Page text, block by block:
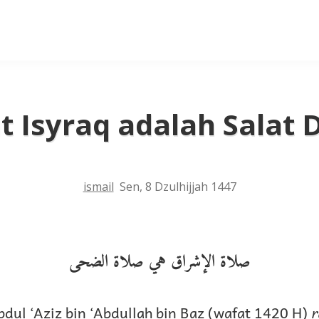
Isyraq adalah Salat
ismail Sen, 8 Dzulhijjah 1447
صلاة الإشراق هي صلاة الضحى
‘Aziz bin ‘Abdullah bin Baz (wafat 1420 H)